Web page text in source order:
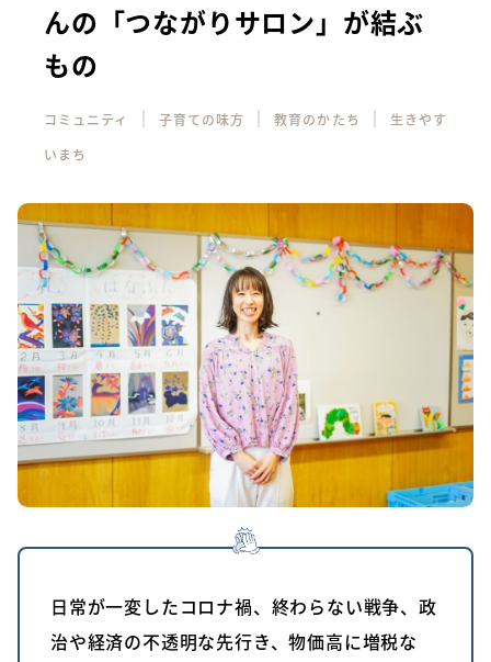
んの「つながりサロン」が結ぶ
もの
コミュニティ ｜ 子育ての味方 ｜教育のかたち ｜
生きやす
いまち
日常が一変したコロナ禍、終わらない戦争、政
治や経済の不透明な先行き、物価高に増税な